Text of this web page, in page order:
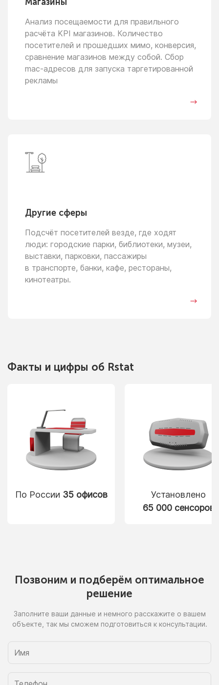
Анализ посещаемости для правильного
расчёта KPI магазинов. Количество
посетителей и прошедших мимо, конверсия,
сравнение магазинов между собой. Сбор
mac-адресов для запуска таргетированной
рекламы
Другие сферы
Подсчёт посетителей везде, где ходят
люди: городские парки, библиотеки, музеи,
выставки, парковки, пассажиры
в транспорте, банки, кафе, рестораны,
кинотеатры.
Факты и цифры об Rstat
По России 35 офисов
Установлено
65 000 сенсоров
Позвоним и подберём оптимальное
решение
Заполните ваши данные и немного расскажите о вашем
объекте, так мы сможем подготовиться к консультации.